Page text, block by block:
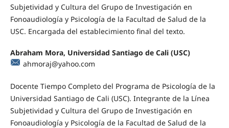
Subjetividad y Cultura del Grupo de Investigación en
Fonoaudiología y Psicología de la Facultad de Salud de la
USC. Encargada del establecimiento final del texto.
Abraham Mora, Universidad Santiago de Cali (USC)
ahmoraj@yahoo.com
Docente Tiempo Completo del Programa de Psicología de la
Universidad Santiago de Cali (USC). Integrante de la Línea
Subjetividad y Cultura del Grupo de Investigación en
Fonoaudiología y Psicología de la Facultad de Salud de la